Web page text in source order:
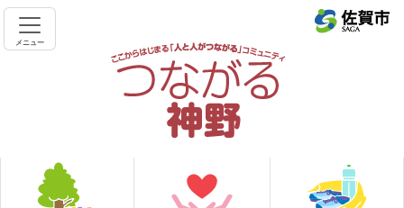
メニュー